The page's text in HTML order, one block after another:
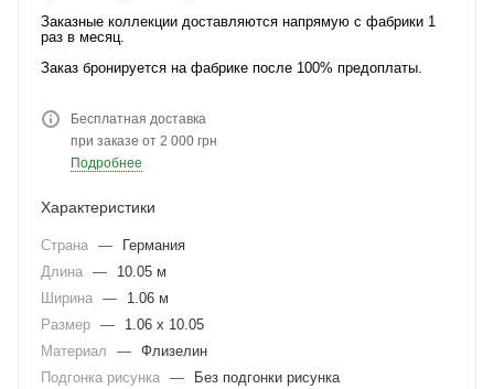
Заказные коллекции доставляются напрямую с фабрики 1
раз в месяц.
Заказ бронируется на фабрике после 100% предоплаты.
Бесплатная доставка
при заказе от 2 000 грн
Подробнее
Характеристики
Страна —
Германия
Длина —
10.05 м
Ширина —
1.06 м
Размер —
1.06 x 10.05
Материал
— Флизелин
Подгонка рисунка — Без подгонки рисунка